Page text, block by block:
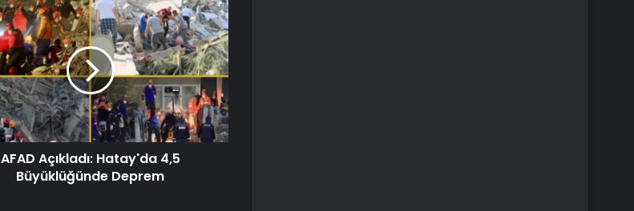
AFAD Açıkladı: Hatay'da 4,5
Büyüklüğünde Deprem